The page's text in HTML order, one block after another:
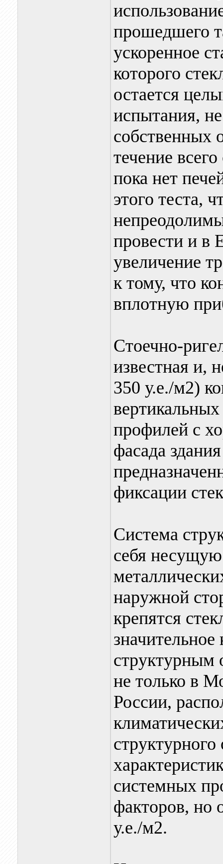
прошедшего
ускоренное
которого
остается
испытания,
собственных
течение
пока нет
этого теста,
провести и в
увеличение
к тому, что
вплотную
Стоечно-
известная и,
350 у.е./м2)
профилей с
фасада
фиксации
Система
себя
наружной
крепятся
значительное
структурным
не только в
России,
структурного
системных
факторов, но
у.е./м2.